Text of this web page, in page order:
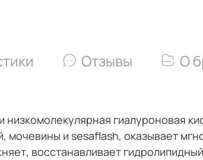
Отзывы О
гиалуроновая
мочевины и sesaflash, оказывает
восстанавливает